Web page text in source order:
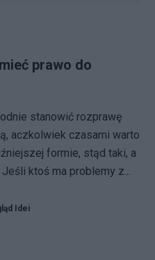
prawo do
stanowić rozprawę
aczkolwiek czasami warto
formie, stąd taki, a
ktoś ma problemy z...
Idei